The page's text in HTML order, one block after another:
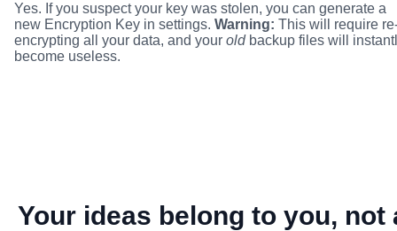
Yes. If you suspect your key was stolen, you can generate a
new Encryption Key in settings. Warning: This will require
encrypting all your data, and your oldbackup files will
become useless.
Your ideas belong to you, not